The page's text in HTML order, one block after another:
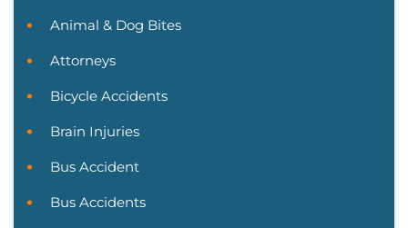
Animal & Dog Bites
Attorneys
Bicycle Accidents
Brain Injuries
Bus Accident
Bus Accidents